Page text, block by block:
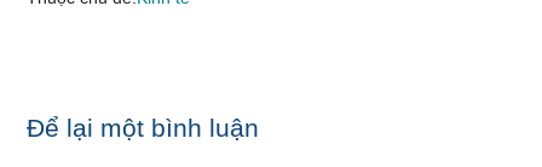
Reader
Để lại một bình luận